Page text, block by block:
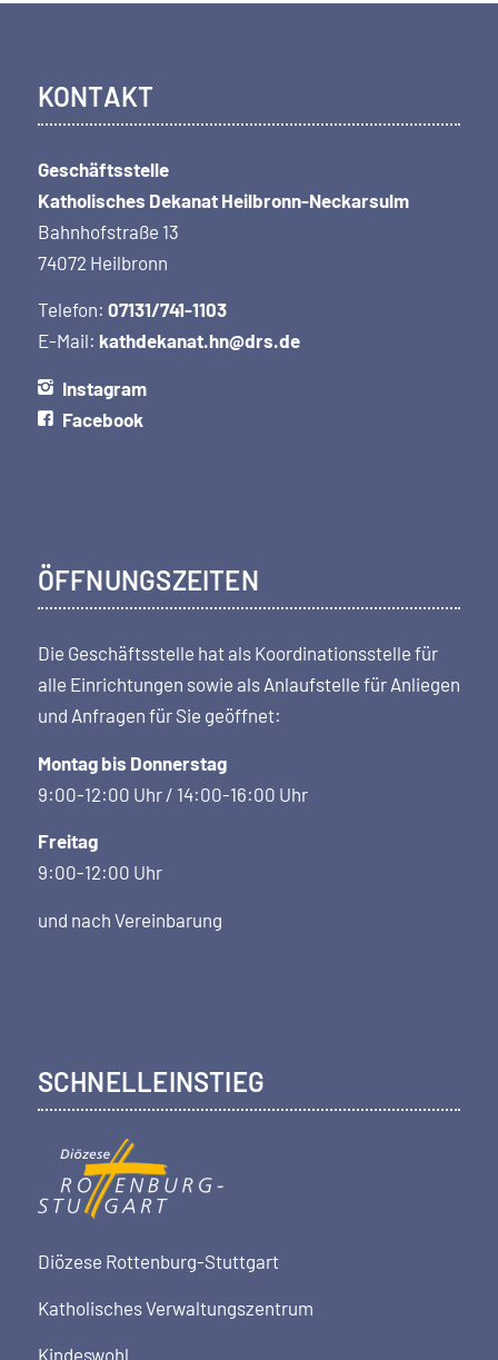
KONTAKT
Geschäftsstelle
Katholisches Dekanat Heilbronn-Neckarsulm
Bahnhofstraße 13
74072 Heilbronn
Telefon: 07131/741-1103
E-Mail: kathdekanat.hn@drs.de
Instagram
Facebook
ÖFFNUNGSZEITEN
Die Geschäftsstelle hat als Koordi­nations­stelle für
alle Einrichtungen sowie als Anlaufstelle für Anliegen
und Anfragen für Sie geöffnet:
Montag bis Donnerstag
9:00-12:00 Uhr / 14:00-16:00 Uhr
Freitag
9:00-12:00 Uhr
und nach Vereinbarung
SCHNELLEINSTIEG
Diözese Rottenburg-Stuttgart
Katholisches Verwaltungszentrum
Kindeswohl